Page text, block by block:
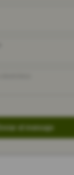
Enviar el mensaje